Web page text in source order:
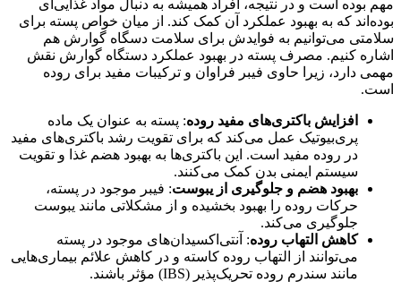
مهم بوده است و در نتیجه، افراد همیشه به دنبال مواد غذایی‌ای
بوده‌اند که به بهبود عملکرد آن کمک کند. از میان خواص پسته برای
سلامتی می‌توانیم به فوایدش برای سلامت دسگاه گوارش هم
اشاره کنیم. مصرف پسته در بهبود عملکرد دستگاه گوارش نقش
مهمی دارد، زیرا حاوی فیبر فراوان و ترکیبات مفید برای روده
است.
افزایش باکتری‌های مفید روده: پسته به عنوان یک ماده
پری‌بیوتیک عمل می‌کند که برای تقویت رشد باکتری‌های مفید
در روده مفید است. این باکتری‌ها به بهبود هضم غذا و تقویت
سیستم ایمنی بدن کمک می‌کنند.
بهبود هضم و جلوگیری از یبوست: فیبر موجود در پسته،
حرکات روده را بهبود بخشیده و از مشکلاتی مانند یبوست
جلوگیری می‌کند.
کاهش التهاب روده: آنتی‌اکسیدان‌های موجود در پسته
می‌توانند از التهاب روده کاسته و در کاهش علائم بیماری‌هایی
مانند سندرم روده تحریک‌پذیر (IBS) مؤثر باشند.